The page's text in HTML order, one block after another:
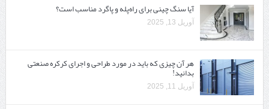
آیا سنگ چینی برای راه‌پله و پاگرد مناسب است؟
آوریل 13, 2025
هر آن چیزی که باید در مورد طراحی و اجرای کرکره صنعتی
بدانید!
آوریل 11, 2025